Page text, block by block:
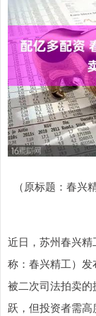
（原标题：春
近日，苏州春兴
称：春兴精工）
被二次司法拍卖
跃，但投资者需